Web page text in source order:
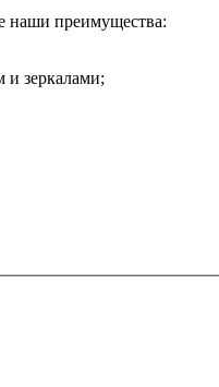
наши преимущества:
и зеркалами;